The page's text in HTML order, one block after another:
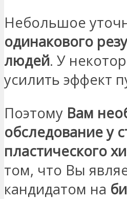
Небольшое
одинакового
людей. У
усилить эффект
Поэтому Вам
обследование у
пластического
том, что Вы
кандидатом на